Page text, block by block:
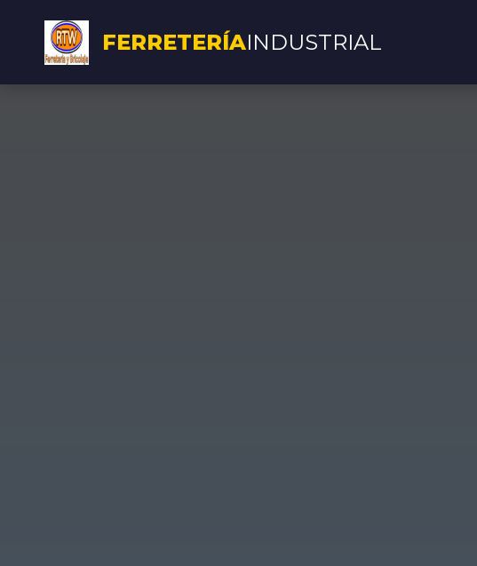
FERRETERÍAINDUSTRIAL